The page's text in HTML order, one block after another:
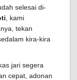
selesai di-
, kami
tekan
kira-kira
jari segera
cepat, adonan